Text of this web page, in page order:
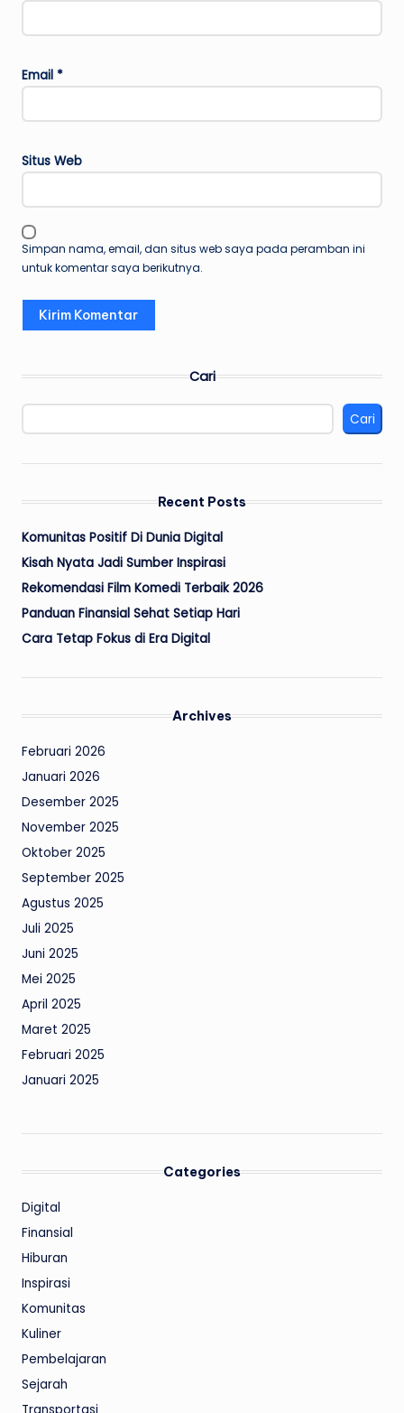
Email *
Situs Web
Simpan nama, email, dan situs web saya pada peramban ini
untuk komentar saya berikutnya.
Cari
Cari
Recent Posts
Komunitas Positif Di Dunia Digital
Kisah Nyata Jadi Sumber Inspirasi
Rekomendasi Film Komedi Terbaik 2026
Panduan Finansial Sehat Setiap Hari
Cara Tetap Fokus di Era Digital
Archives
Februari 2026
Januari 2026
Desember 2025
November 2025
Oktober 2025
September 2025
Agustus 2025
Juli 2025
Juni 2025
Mei 2025
April 2025
Maret 2025
Februari 2025
Januari 2025
Categories
Digital
Finansial
Hiburan
Inspirasi
Komunitas
Kuliner
Pembelajaran
Sejarah